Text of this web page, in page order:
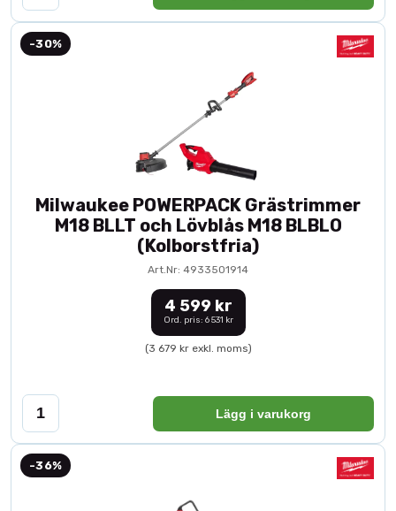
-30%
Milwaukee POWERPACK Grästrimmer
M18 BLLT och Lövblås M18 BLBLO
(Kolborstfria)
Art.Nr: 4933501914
4 599 kr
Ord. pris: 6 531 kr
(3 679 kr exkl. moms)
Lägg i varukorg
-36%